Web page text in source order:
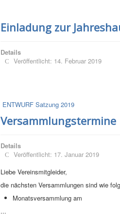
Einladung zur
Details
Veröffentlicht: 14. Februar 2019
ENTWURF Satzung 2019
Versammlungstermine
Details
Veröffentlicht: 17. Januar 2019
Liebe Vereinsmitgleider,
die nächsten Versammlungen sind wie
Monatsversammlung am
...